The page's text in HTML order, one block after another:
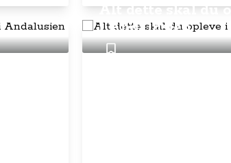
Alt dette skal du
i Andalusien